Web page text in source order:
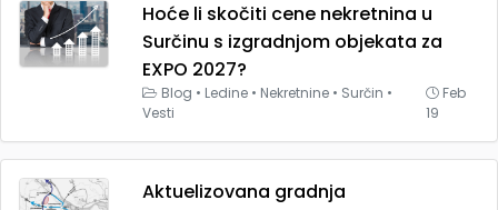
Hoće li skočiti cene nekretnina u
Surčinu s izgradnjom objekata za
EXPO 2027?
Blog • Ledine • Nekretnine • Surčin •
Vesti
Feb
19
Aktuelizovana gradnja